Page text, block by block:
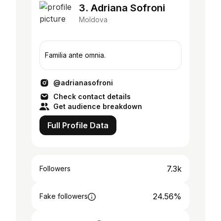
3. Adriana Sofroni
Moldova
Familia ante omnia.
@adrianasofroni
Check contact details
Get audience breakdown
Full Profile Data
Followers 7.3k
Fake followers 24.56%